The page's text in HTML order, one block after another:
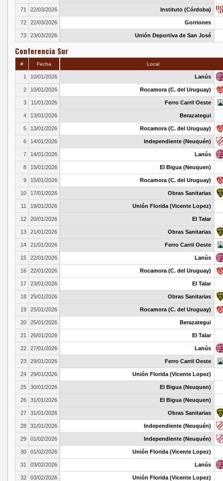
71 22/03/2026 Instituto (Córdoba)
72 22/03/2026 Gorriones
73 23/03/2026 Unión Deportiva de San José
Conferencia Sur
# Fecha Local
1 10/01/2026 Lanús
2 10/01/2026 Rocamora (C. del Uruguay)
3 11/01/2026 Ferro Carril Oeste
4 13/01/2026 Berazategui
5 13/01/2026 Rocamora (C. del Uruguay)
6 14/01/2026 Independiente (Neuquén)
7 14/01/2026 Lanús
8 15/01/2026 El Bigua (Neuquen)
9 15/01/2026 Rocamora (C. del Uruguay)
10 17/01/2026 Obras Sanitarias
11 19/01/2026 Unión Florida (Vicente Lopez)
12 20/01/2026 El Talar
13 21/01/2026 Obras Sanitarias
14 21/01/2026 Ferro Carril Oeste
15 22/01/2026 Lanús
16 22/01/2026 Rocamora (C. del Uruguay)
17 23/01/2026 El Talar
18 25/01/2026 Obras Sanitarias
19 25/01/2026 Rocamora (C. del Uruguay)
20 25/01/2026 Berazategui
21 26/01/2026 El Talar
22 27/01/2026 Lanús
23 29/01/2026 Ferro Carril Oeste
24 29/01/2026 Unión Florida (Vicente Lopez)
25 30/01/2026 El Bigua (Neuquen)
26 31/01/2026 El Bigua (Neuquen)
27 31/01/2026 Obras Sanitarias
28 31/01/2026 Independiente (Neuquén)
29 01/02/2026 Independiente (Neuquén)
30 01/02/2026 Unión Florida (Vicente Lopez)
31 03/02/2026 Lanús
32 03/02/2026 Unión Florida (Vicente Lopez)